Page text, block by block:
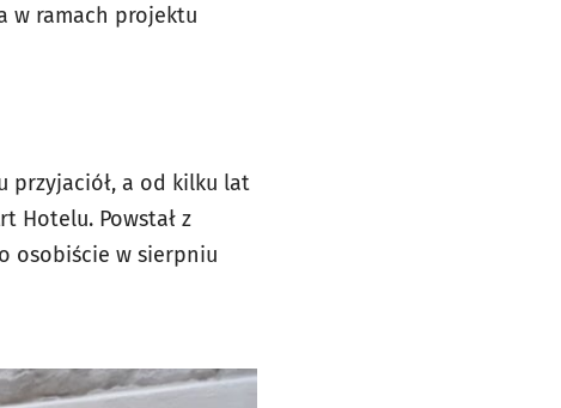
w ramach projektu
przyjaciół, a od kilku lat
Hotelu. Powstał z
osobiście w sierpniu